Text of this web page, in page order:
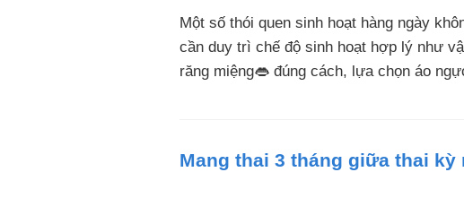
Một số thói quen sinh hoạt hàng ngày
cần duy trì chế độ sinh hoạt hợp lý như
răng miệng👄 đúng cách, lựa chọn áo
Mang thai 3 tháng giữa thai kỳ